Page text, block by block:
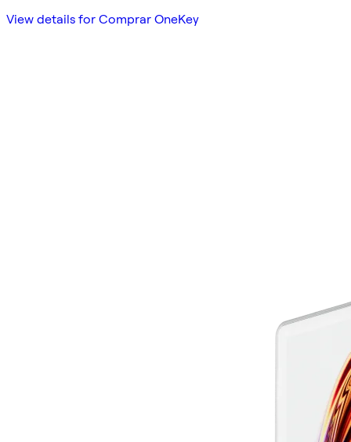
View details for Comprar OneKey